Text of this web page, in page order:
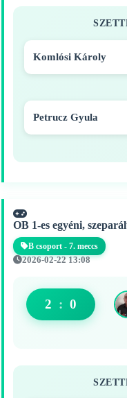
Komlósi Károly
Petrucz Gyula
OB 1-es egyéni,
B csoport - 7. meccs
2026-02-22 13:08
2 : 0